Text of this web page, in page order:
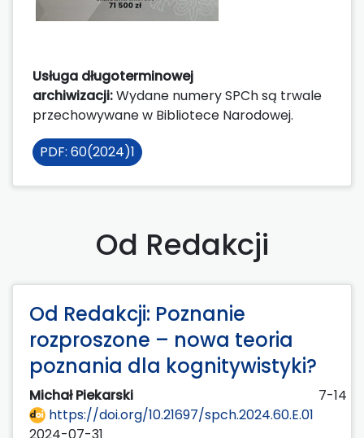
Usługa długoterminowej
archiwizacji:Wydane numery SPCh są trwale
przechowywane w Bibliotece Narodowej.
PDF: 60(2024)1
Od Redakcji
Od Redakcji: Poznanie
rozproszone – nowa teoria
poznania dla kognitywistyki?
Michał Piekarski
7-14
https://doi.org/10.21697/spch.2024.60.E.01
2024-07-31